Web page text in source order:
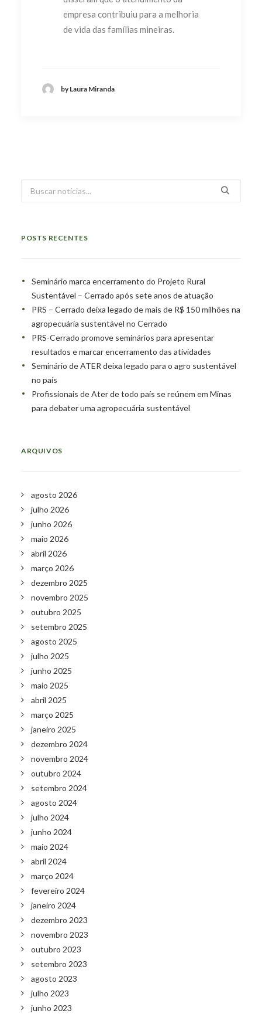
empresa contribuiu para a melhoria
de vida das famílias mineiras.
by Laura Miranda
POSTS RECENTES
Seminário marca encerramento do Projeto Rural
Sustentável – Cerrado após sete anos de atuação
PRS – Cerrado deixa legado de mais de R$ 150 milhões na
agropecuária sustentável no Cerrado
PRS-Cerrado promove seminários para apresentar
resultados e marcar encerramento das atividades
Seminário de ATER deixa legado para o agro sustentável
no país
Profissionais de Ater de todo país se reúnem em Minas
para debater uma agropecuária sustentável
ARQUIVOS
agosto 2026
julho 2026
junho 2026
maio 2026
abril 2026
março 2026
dezembro 2025
novembro 2025
outubro 2025
setembro 2025
agosto 2025
julho 2025
junho 2025
maio 2025
abril 2025
março 2025
janeiro 2025
dezembro 2024
novembro 2024
outubro 2024
setembro 2024
agosto 2024
julho 2024
junho 2024
maio 2024
abril 2024
março 2024
fevereiro 2024
janeiro 2024
dezembro 2023
novembro 2023
outubro 2023
setembro 2023
agosto 2023
julho 2023
junho 2023